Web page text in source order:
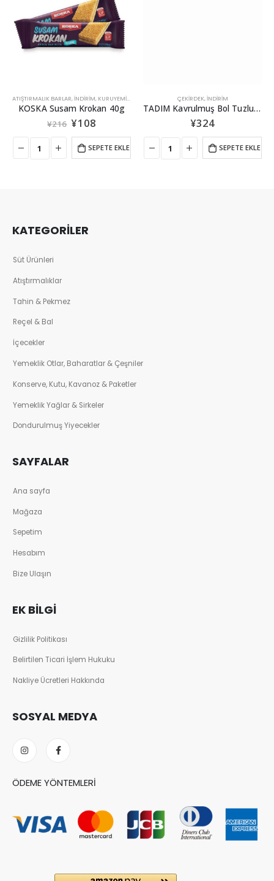
YENİ ÜRÜNLER
ATIŞTIRMALIK BARLAR,İNDİRİM, KURUYEMIŞ & ŞEKERLEME
KOSKA Susam Krokan 40g
¥216 ¥108
SEPETE EKLE
ÇEKIRDEK,İNDİRİM
TADIM Kavrulmuş Bol Tuzlu Siyah Ayçekirdeği 80g
¥324
SEPETE EKLE
KATEGORİLER
Süt Ürünleri
Atıştırmalıklar
Tahin & Pekmez
Reçel & Bal
İçecekler
Yemeklik Otlar, Baharatlar & Çeşniler
Konserve, Kutu, Kavanoz & Paketler
Yemeklik Yağlar & Sirkeler
Dondurulmuş Yiyecekler
SAYFALAR
Ana sayfa
Mağaza
Sepetim
Hesabım
Bize Ulaşın
EK BILGI
Gizlilik Politikası
Belirtilen Ticari İşlem Hukuku
Nakliye Ücretleri Hakkında
SOSYAL MEDYA
ÖDEME YÖNTEMLERI